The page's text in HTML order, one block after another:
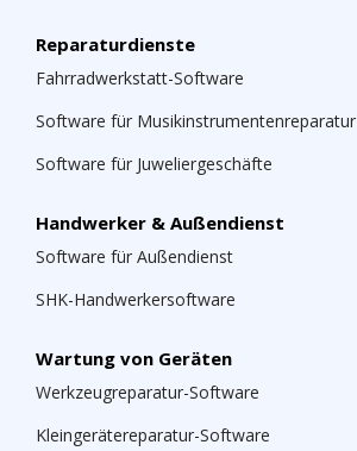
Reparaturdienste
Fahrradwerkstatt-Software
Software für Musikinstrumentenreparatur
Software für Juweliergeschäfte
Handwerker & Außendienst
Software für Außendienst
SHK-Handwerkersoftware
Wartung von Geräten
Werkzeugreparatur-Software
Kleingerätereparatur-Software